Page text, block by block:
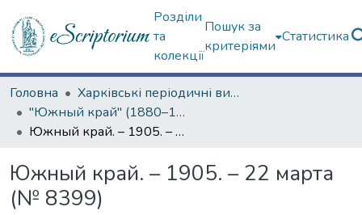
Розділи
та
колекції
Пошук за
критеріями
Статистика
Головна
Харківські періодичні видання
"Южный край" (1880–1919 гг.)
Южный край. – 1905. – 22 марта (№ 8399)
Южный край. – 1905. – 22 марта
(№ 8399)